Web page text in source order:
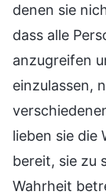
denen sie
dass alle
anzugreifen
einzulassen,
lieben sie die
bereit, sie zu
Wahrheit